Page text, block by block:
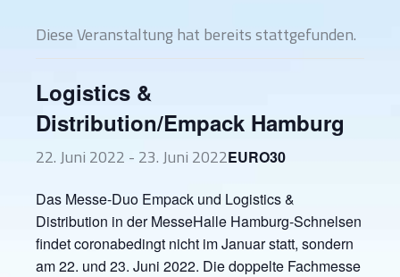
Diese Veranstaltung hat bereits stattgefunden.
Logistics &
Distribution/Empack Hamburg
22. Juni 2022 - 23. Juni 2022EURO30
Das Messe-Duo Empack und Logistics &
Distribution in der MesseHalle Hamburg-Schnelsen
findet coronabedingt nicht im Januar statt, sondern
am 22. und 23. Juni 2022. Die doppelte Fachmesse